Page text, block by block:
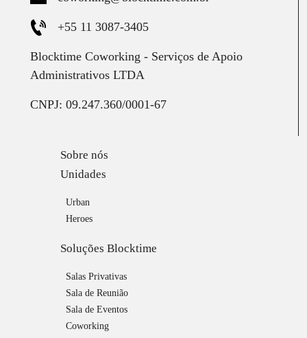
+55 11 3087-3405
Blocktime Coworking - Serviços de Apoio
Administrativos LTDA
CNPJ: 09.247.360/0001-67
Sobre nós
Unidades
Urban
Heroes
Soluções Blocktime
Salas Privativas
Sala de Reunião
Sala de Eventos
Coworking